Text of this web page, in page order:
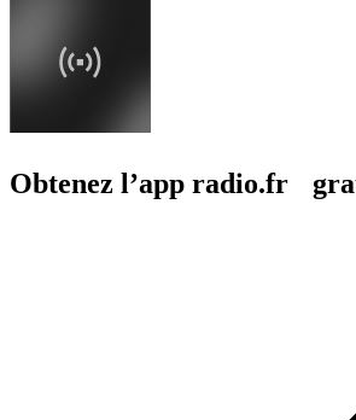
Obtenez l’app radio.fr